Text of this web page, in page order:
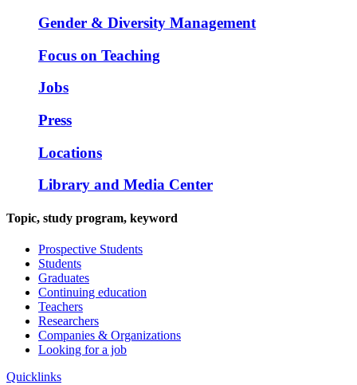
Gender & Diversity Management
Focus on Teaching
Jobs
Press
Locations
Library and Media Center
Topic, study program, keyword
Prospective Students
Students
Graduates
Continuing education
Teachers
Researchers
Companies & Organizations
Looking for a job
Quicklinks